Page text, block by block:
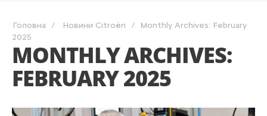
Головна Новини Citroën
Monthly Archives: February
2025
MONTHLY ARCHIVES:
FEBRUARY 2025